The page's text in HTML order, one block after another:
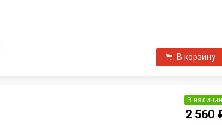
В корзину
В наличии
2 560